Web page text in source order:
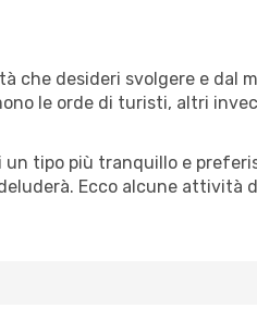
che desideri svolgere e dal
le orde di turisti, altri
tipo più tranquillo e
Ecco alcune attività